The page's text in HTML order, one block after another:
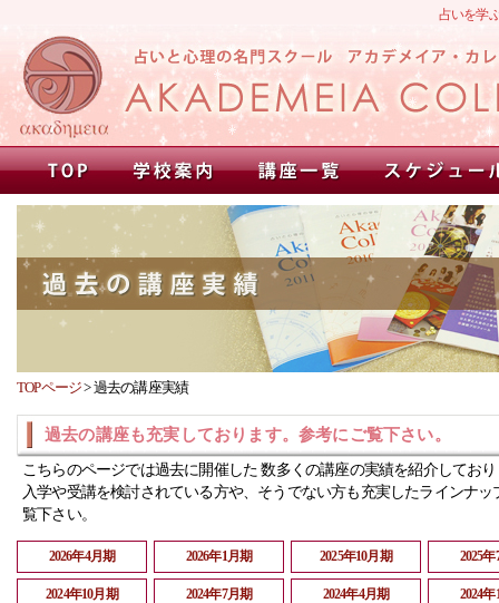
占いを学
TOPページ>過去の講座実績
過去の講座も充実しております。参考にご覧下さい。
こちらのページでは過去に開催した 数多くの講座の実績を紹介してお
入学や受講を検討されている方や、そうでない方も充実したラインナッ
覧下さい。
2026年4月期 2026年1月期 2025年10月期 2025
2024年10月期 2024年7月期 2024年4月期 2024